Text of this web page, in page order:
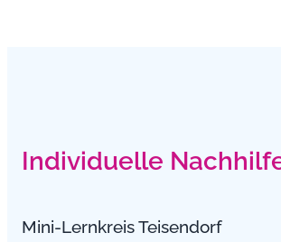
Individuelle
Mini-Lernkreis Teisendorf